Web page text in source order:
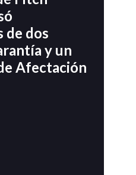
de dos
y un
Afectación